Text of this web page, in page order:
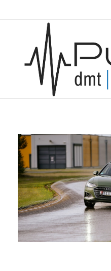
Puls Magazin
Zukunft der Mobilität